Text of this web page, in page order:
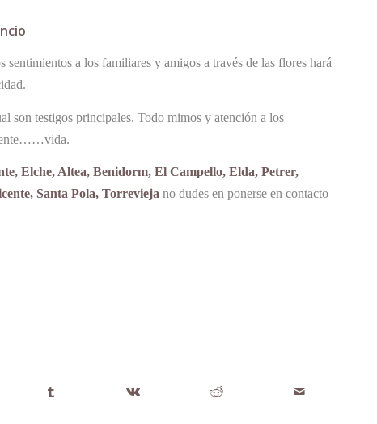
a los familiares y amigos a través de las flores hará
son testigos principales. Todo mimos y atención a los
Elche, Altea, Benidorm, El Campello, Elda, Petrer,
Santa Pola, Torrevieja no dudes en ponerse en contacto